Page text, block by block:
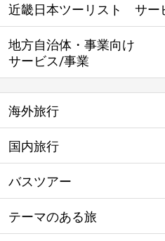
近畿日本ツーリスト サー
地方自治体・事業向け
サービス/事業
海外旅行
国内旅行
バスツアー
テーマのある旅